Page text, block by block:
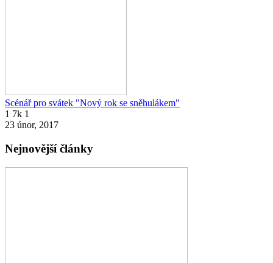
Scénář pro svátek "Nový rok se sněhulákem"
1 7k 1
23 únor, 2017
Nejnovější články